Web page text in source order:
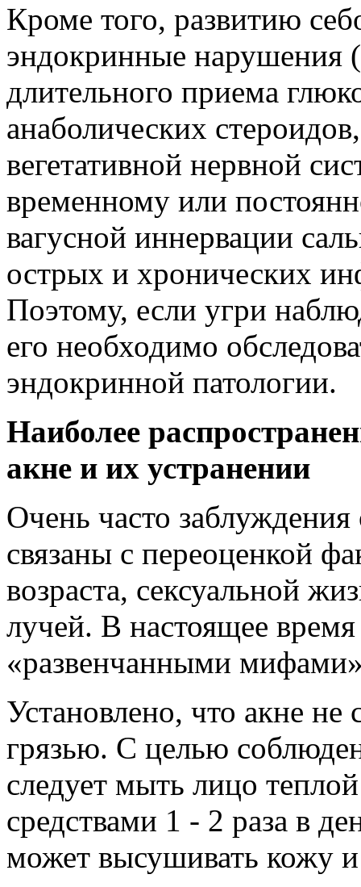
Кроме того, развитию
эндокринные нарушения
длительного приема
анаболических
вегетативной нервной
временному или
вагусной иннервации
острых и хронических
Поэтому, если угри
его необходимо
эндокринной патологии.
Наиболее
акне и их устранении
Очень часто
связаны с переоценкой
возраста, сексуальной
лучей. В настоящее
«развенчанными
Установлено, что акне не
грязью. С целью
следует мыть лицо
средствами 1 - 2 раза в
может высушивать кожу и